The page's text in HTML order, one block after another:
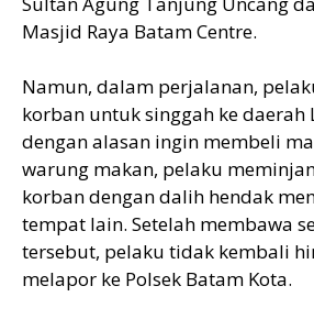
Masjid Raya Batam Centre.
Namun, dalam perjalanan,
korban untuk singgah ke daerah
dengan alasan ingin membeli
warung makan, pelaku
korban dengan dalih hendak
tempat lain. Setelah membawa
tersebut, pelaku tidak kembali
melapor ke Polsek Batam Kota.